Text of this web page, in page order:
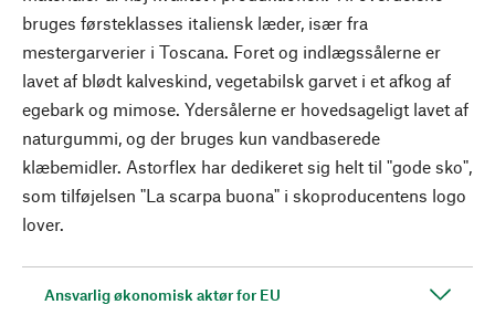
bruges førsteklasses italiensk læder, især fra
mestergarverier i Toscana. Foret og indlægssålerne er
lavet af blødt kalveskind, vegetabilsk garvet i et afkog af
egebark og mimose. Ydersålerne er hovedsageligt lavet af
naturgummi, og der bruges kun vandbaserede
klæbemidler. Astorflex har dedikeret sig helt til "gode sko",
som tilføjelsen "La scarpa buona" i skoproducentens logo
lover.
Ansvarlig økonomisk aktør for EU